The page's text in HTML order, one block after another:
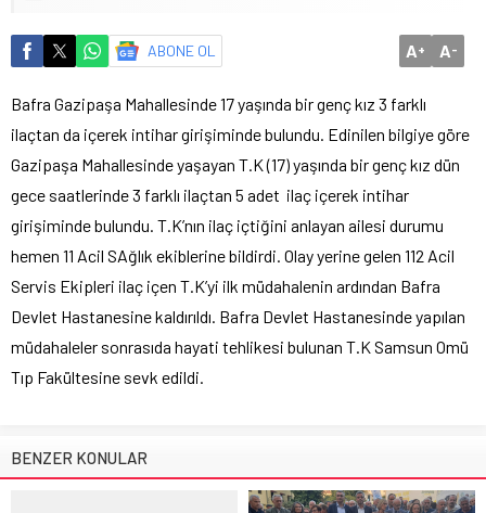
ABONE OL A+ A-
Bafra Gazipaşa Mahallesinde 17 yaşında bir genç kız 3 farklı
ilaçtan da içerek intihar girişiminde bulundu. Edinilen bilgiye göre
Gazipaşa Mahallesinde yaşayan T.K (17) yaşında bir genç kız dün
gece saatlerinde 3 farklı ilaçtan 5 adet ilaç içerek intihar
girişiminde bulundu. T.K’nın ilaç içtiğini anlayan ailesi durumu
hemen 11 Acil SAğlık ekiblerine bildirdi. Olay yerine gelen 112 Acil
Servis Ekipleri ilaç içen T.K’yi ilk müdahalenin ardından Bafra
Devlet Hastanesine kaldırıldı. Bafra Devlet Hastanesinde yapılan
müdahaleler sonrasıda hayati tehlikesi bulunan T.K Samsun Omü
Tıp Fakültesine sevk edildi.
BENZER KONULAR